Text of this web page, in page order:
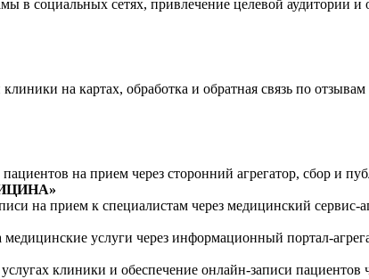
в социальных сетях, привлечение целевой аудитории и
на картах, обработка и обратная связь по
на прием через сторонний агрегатор, сбор и
на прием к специалистам через медицинский сервис-
услуги через информационный портал-
клиники и обеспечение онлайн-записи пациентов